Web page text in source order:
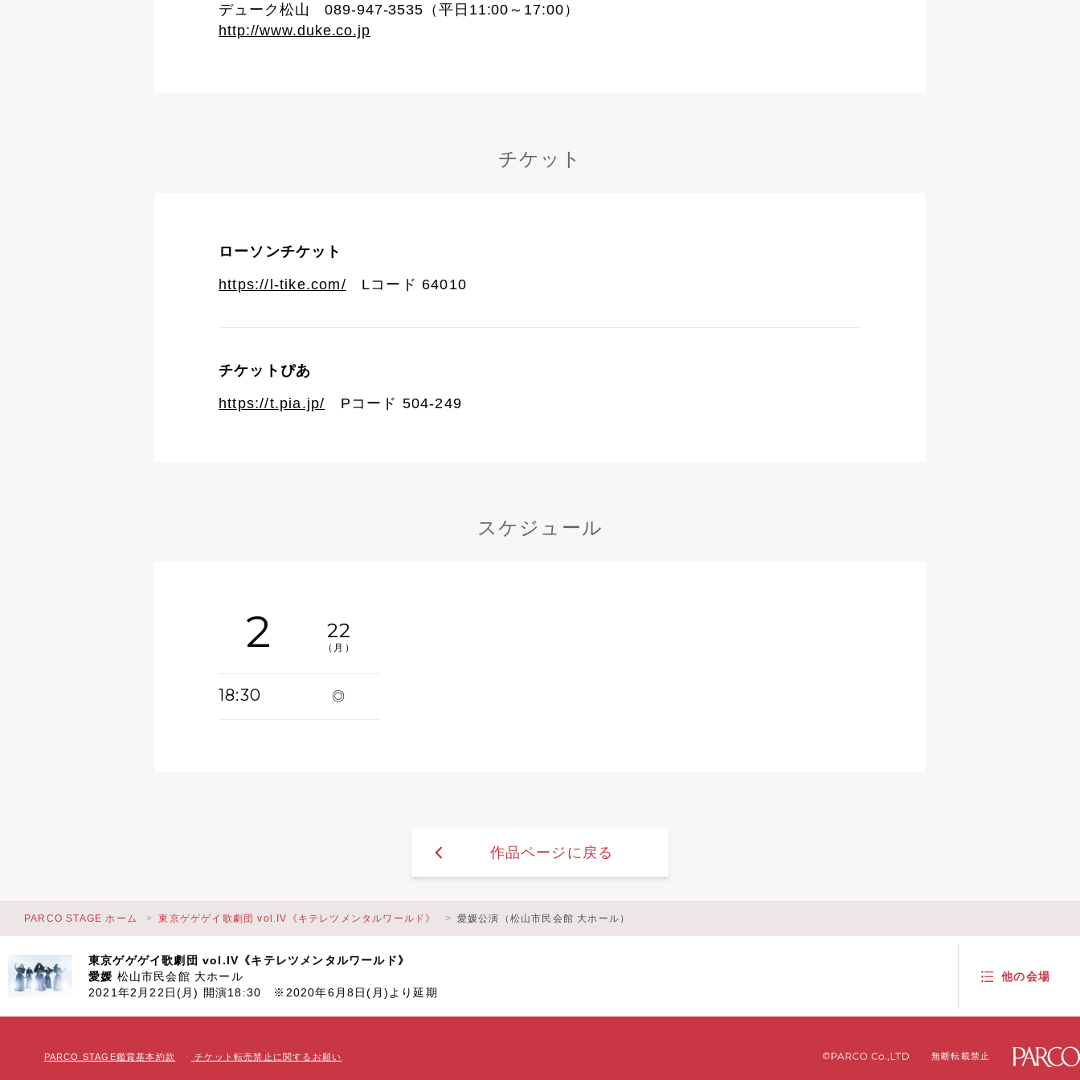
デューク松山 089-947-3535（平日11:00～17:00）
http://www.duke.co.jp
チケット
ローソンチケット
https://l-tike.com/ Lコード 64010
チケットぴあ
https://t.pia.jp/ Pコード 504-249
スケジュール
2 22
（月）
18:30 ◎
作品ページに戻る
東京ゲゲゲイ歌劇団 vol.IV《キテレツメンタルワールド》
愛媛 松山市民会館 大ホール
2021年2月22日(月) 開演18:30 ※2020年6月8日(月)より延期
他の会場
PARCO STAGE ホーム 東京ゲゲゲイ歌劇団 vol.IV《キテレツメンタルワールド》 愛媛公演（松山市民会館 大ホール）
PARCO STAGE鑑賞基本約款 チケット転売禁止に関するお願い 無断転載禁止